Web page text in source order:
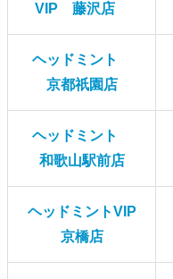
VIP 藤沢店
ヘッドミント
京都祇園店
ヘッドミント
和歌山駅前店
ヘッドミントVIP
京橋店